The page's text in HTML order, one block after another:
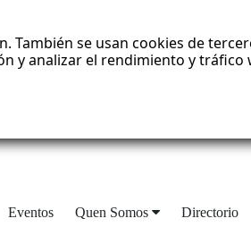
También se usan cookies de
y analizar el rendimiento y tráfico
Eventos Quen Somos Directorio